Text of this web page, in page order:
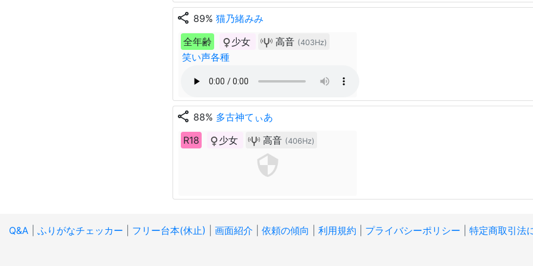
share 89% 猫乃緒みみ
全年齢
少女 高音 (403Hz)
笑い声各種
share 88% 多古神てぃあ
R18
少女 高音 (406Hz)
Q&A ふりがなチェッカー フリー台本(休止) 画面紹介 依頼の傾向 利用規約 プライバシーポリシー 特定商取引法